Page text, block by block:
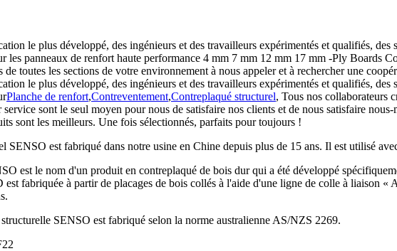
le plus développé, des ingénieurs et des travailleurs expérimentés et qualifiés,
les panneaux de renfort haute performance 4 mm 7 mm 12 mm 17 mm -Ply Boards
de toutes les sections de votre environnement à nous appeler et à rechercher une
le plus développé, des ingénieurs et des travailleurs expérimentés et qualifiés,
Planche de renfort,Contreventement,Contreplaqué structurel, Tous nos collaborateurs
sont le seul moyen pour nous de satisfaire nos clients et de nous satisfaire
sont les meilleurs. Une fois sélectionnés, parfaits pour toujours !
SENSO est fabriqué dans notre usine en Chine depuis plus de 15 ans. Il est utilisé
est le nom d'un produit en contreplaqué de bois dur qui a été développé
fabriquée à partir de placages de bois collés à l'aide d'une ligne de colle à liaison
SENSO est fabriqué selon la norme australienne AS/NZS 2269.